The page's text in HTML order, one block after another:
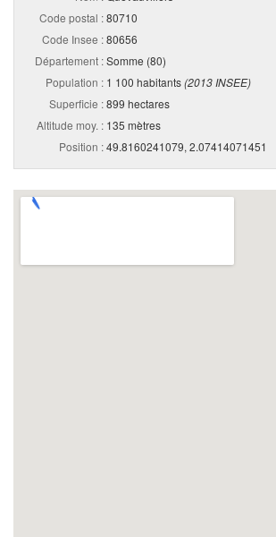
Code postal :80710
Code Insee :80656
Département :Somme (80)
Population : 1 100 habitants(2013 INSEE)
Superficie :899 hectares
Altitude moy. : 135 mètres
Position :49.8160241079, 2.07414071451